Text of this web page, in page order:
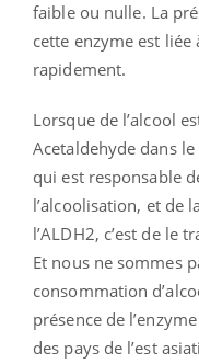
faible ou nulle. La
cette enzyme est liée
rapidement.
Lorsque de l’alcool
Acetaldehyde dans
qui est responsable
l’alcoolisation, et de
l’ALDH2, c’est de le
Et nous ne sommes
consommation
présence de
des pays de l’est